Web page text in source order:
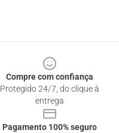
Compre com confiança
Protegido 24/7, do clique à
entrega
Pagamento 100% seguro